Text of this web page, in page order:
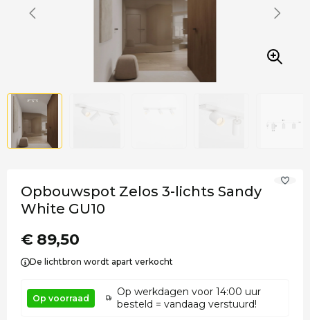
Opbouwspot Zelos 3-lichts Sandy
White GU10
€ 89,50
De lichtbron wordt apart verkocht
Op voorraad
Op werkdagen voor 14:00 uur
besteld = vandaag verstuurd!